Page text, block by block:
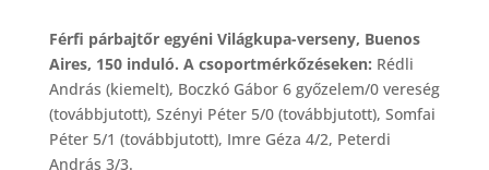
Férfi párbajtőr egyéni Világkupa-verseny, Buenos
Aires, 150 induló. A csoportmérkőzéseken: Rédli
András (kiemelt), Boczkó Gábor 6 győzelem/0 vereség
(továbbjutott), Szényi Péter 5/0 (továbbjutott), Somfai
Péter 5/1 (továbbjutott), Imre Géza 4/2, Peterdi
András 3/3.